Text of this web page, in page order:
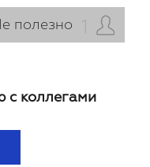
полезно 1
с коллегами